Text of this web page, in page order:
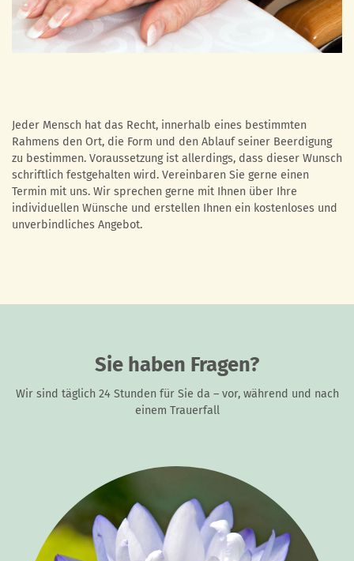
Jeder Mensch hat das Recht, innerhalb eines bestimmten
Rahmens den Ort, die Form und den Ablauf seiner Beerdigung
zu bestimmen. Voraussetzung ist allerdings, dass dieser Wunsch
schriftlich festgehalten wird. Vereinbaren Sie gerne einen
Termin mit uns. Wir sprechen gerne mit Ihnen über Ihre
individuellen Wünsche und erstellen Ihnen ein kostenloses und
unverbindliches Angebot.
Sie haben Fragen?
Wir sind täglich 24 Stunden für Sie da – vor, während und nach
einem Trauerfall